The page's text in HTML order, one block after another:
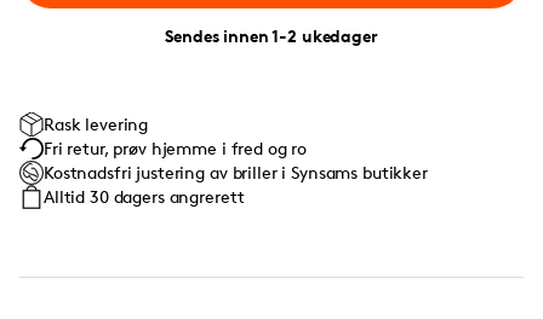
Sendes innen 1-2 ukedager
Rask levering
Fri retur, prøv hjemme i fred og ro
Kostnadsfri justering av briller i Synsams butikker
Alltid 30 dagers angrerett